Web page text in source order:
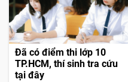
Đã có điểm thi lớp 10
TP.HCM, thí sinh tra cứu
tại đây